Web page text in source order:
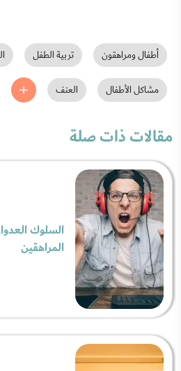
أطفال ومراهقون تربية الطفل
مشاكل الأطفال العنف
مقالات ذات صلة
السلوك
المراهقين